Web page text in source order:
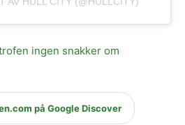
ingen snakker om
på Google Discover